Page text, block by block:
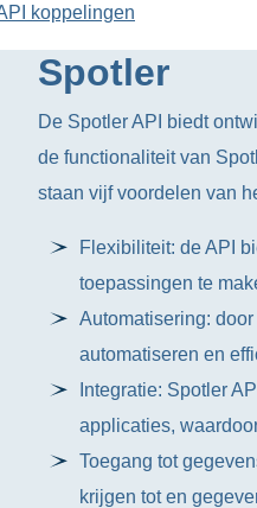
koppelingen
Spotler
De Spotler API biedt
de functionaliteit van
staan vijf voordelen van
Flexibiliteit: de API
toepassingen te
Automatisering:
automatiseren en
Integratie: Spotler
applicaties,
Toegang tot
krijgen tot en